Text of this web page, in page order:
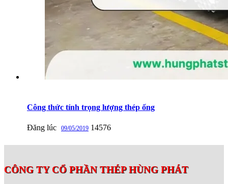
Công thức tính trọng lượng thép ống
Đăng lúc 09/05/2019 14576
CÔNG TY CỔ PHẦN THÉP HÙNG PHÁT